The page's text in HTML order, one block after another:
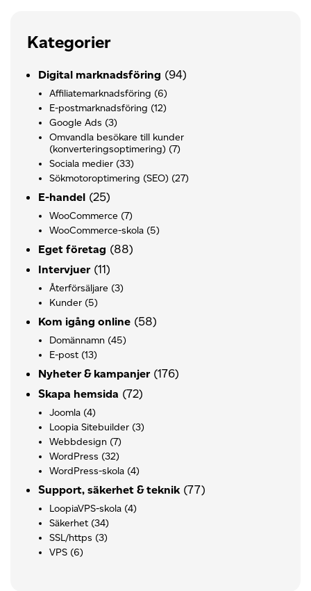
Kategorier
Digital marknadsföring (94)
Affiliatemarknadsföring (6)
E-postmarknadsföring (12)
Google Ads (3)
Omvandla besökare till kunder
(konverteringsoptimering) (7)
Sociala medier (33)
Sökmotoroptimering (SEO) (27)
E-handel (25)
WooCommerce (7)
WooCommerce-skola (5)
Eget företag (88)
Intervjuer (11)
Återförsäljare (3)
Kunder (5)
Kom igång online (58)
Domännamn (45)
E-post (13)
Nyheter & kampanjer (176)
Skapa hemsida (72)
Joomla (4)
Loopia Sitebuilder (3)
Webbdesign (7)
WordPress (32)
WordPress-skola (4)
Support, säkerhet & teknik (77)
LoopiaVPS-skola (4)
Säkerhet (34)
SSL/https (3)
VPS (6)